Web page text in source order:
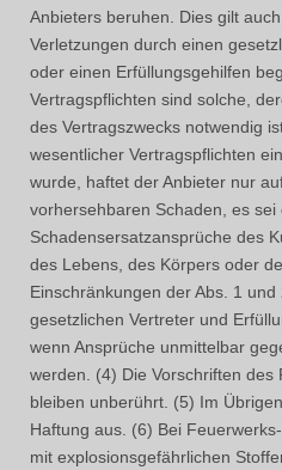
Anbieters beruhen. Dies gilt
Verletzungen durch einen
oder einen Erfüllungsgehilfen
Vertragspflichten sind solche,
des Vertragszwecks notwendig
wesentlicher Vertragspflichten
wurde, haftet der Anbieter nur
vorhersehbaren Schaden, es
Schadensersatzansprüche des
des Lebens, des Körpers oder
Einschränkungen der Abs. 1
gesetzlichen Vertreter und
wenn Ansprüche unmittelbar
werden. (4) Die Vorschriften des
bleiben unberührt. (5) Im
Haftung aus. (6) Bei
mit explosionsgefährlichen